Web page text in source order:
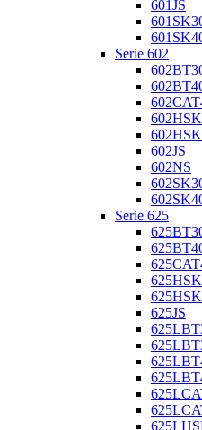
601JS
Serie 602
602JS
602NS
Serie 625
625JS